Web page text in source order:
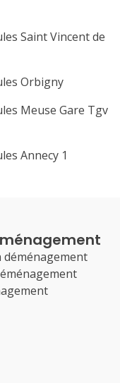
Saint Vincent de
Orbigny
Meuse Gare Tgv
Annecy 1
déménagement